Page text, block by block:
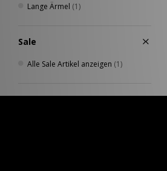
Lange Ärmel (1)
Sale
Alle Sale Artikel anzeigen (1)